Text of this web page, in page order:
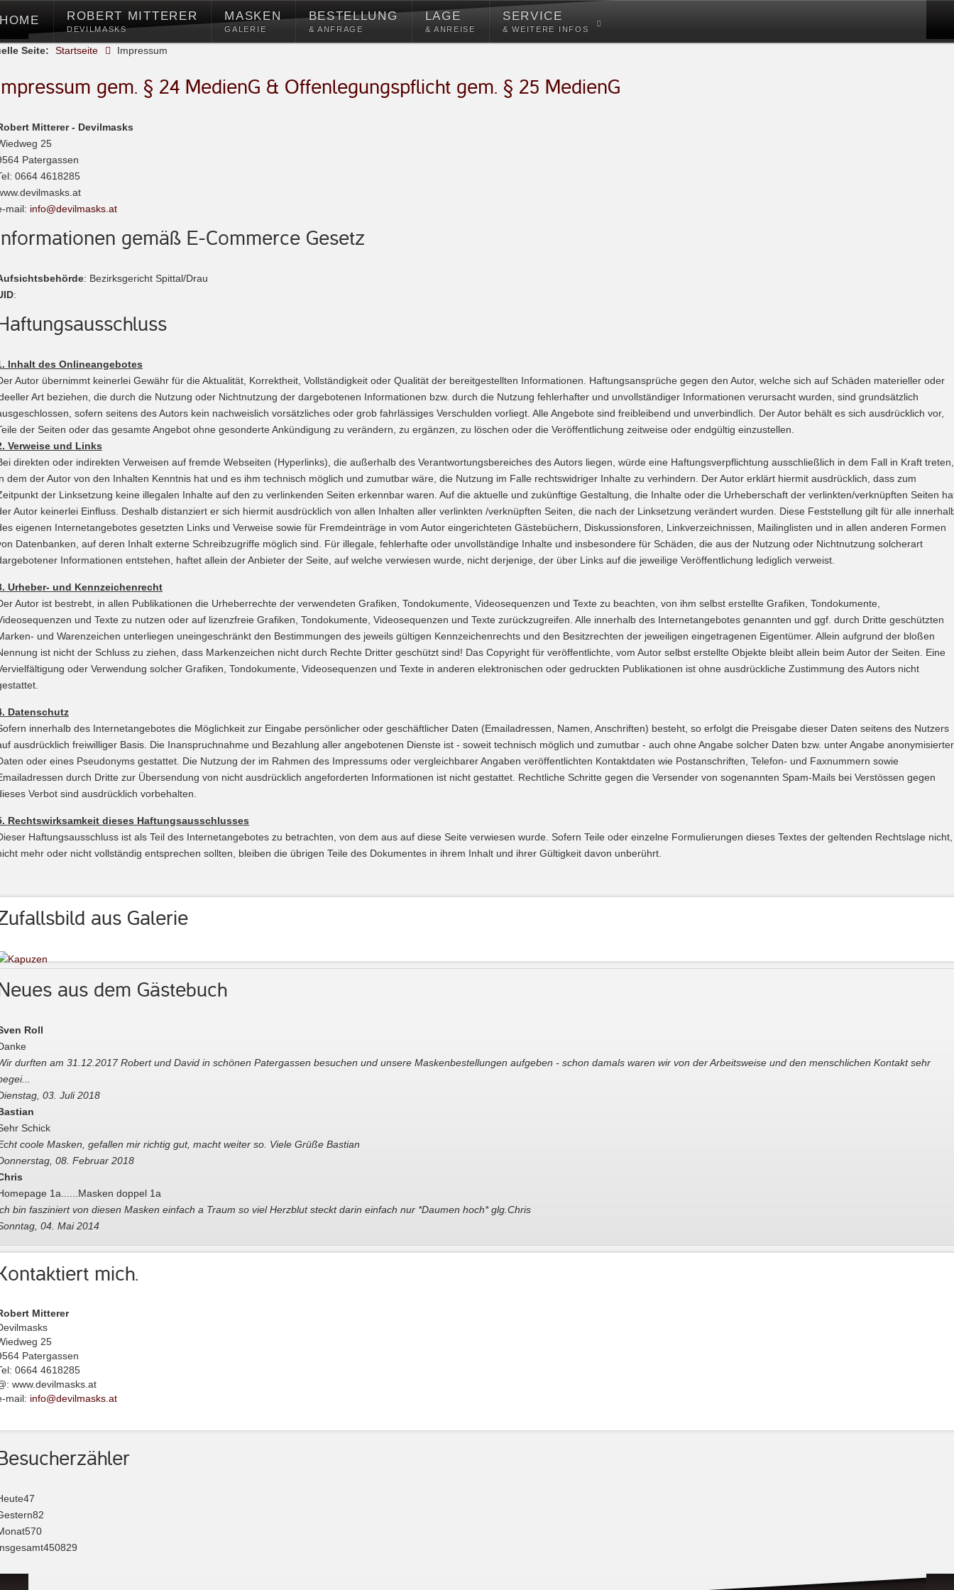
HOME ROBERT MITTERER
DEVILMASKS
MASKEN
GALERIE
BESTELLUNG
& ANFRAGE
LAGE
& ANREISE
SERVICE
& WEITERE INFOS
Seite: Startseite Impressum
gem. § 24 MedienG & Offenlegungspflicht gem. § 25 MedienG
Mitterer - Devilmasks
25
Patergassen
0664 4618285
mail: info@devilmasks.at
gemäß E-Commerce Gesetz
: Bezirksgericht Spittal/Drau
:
Inhalt des Onlineangebotes
Autor übernimmt keinerlei Gewähr für die Aktualität, Korrektheit, Vollständigkeit oder Qualität der bereitgestellten Informationen. Haftungsansprüche gegen den Autor, welche sich auf Schäden materieller oder
Art beziehen, die durch die Nutzung oder Nichtnutzung der dargebotenen Informationen bzw. durch die Nutzung fehlerhafter und unvollständiger Informationen verursacht wurden, sind grundsätzlich
sofern seitens des Autors kein nachweislich vorsätzliches oder grob fahrlässiges Verschulden vorliegt. Alle Angebote sind freibleibend und unverbindlich. Der Autor behält es sich ausdrücklich vor,
der Seiten oder das gesamte Angebot ohne gesonderte Ankündigung zu verändern, zu ergänzen, zu löschen oder die Veröffentlichung zeitweise oder endgültig einzustellen.
Verweise und Links
direkten oder indirekten Verweisen auf fremde Webseiten (Hyperlinks), die außerhalb des Verantwortungsbereiches des Autors liegen, würde eine Haftungsverpflichtung ausschließlich in dem Fall in Kraft treten,
dem der Autor von den Inhalten Kenntnis hat und es ihm technisch möglich und zumutbar wäre, die Nutzung im Falle rechtswidriger Inhalte zu verhindern. Der Autor erklärt hiermit ausdrücklich, dass zum
der Linksetzung keine illegalen Inhalte auf den zu verlinkenden Seiten erkennbar waren. Auf die aktuelle und zukünftige Gestaltung, die Inhalte oder die Urheberschaft der verlinkten/verknüpften Seiten
Autor keinerlei Einfluss. Deshalb distanziert er sich hiermit ausdrücklich von allen Inhalten aller verlinkten /verknüpften Seiten, die nach der Linksetzung verändert wurden. Diese Feststellung gilt für alle
eigenen Internetangebotes gesetzten Links und Verweise sowie für Fremdeinträge in vom Autor eingerichteten Gästebüchern, Diskussionsforen, Linkverzeichnissen, Mailinglisten und in allen anderen Formen
Datenbanken, auf deren Inhalt externe Schreibzugriffe möglich sind. Für illegale, fehlerhafte oder unvollständige Inhalte und insbesondere für Schäden, die aus der Nutzung oder Nichtnutzung solcherart
Informationen entstehen, haftet allein der Anbieter der Seite, auf welche verwiesen wurde, nicht derjenige, der über Links auf die jeweilige Veröffentlichung lediglich verweist.
Urheber- und Kennzeichenrecht
Autor ist bestrebt, in allen Publikationen die Urheberrechte der verwendeten Grafiken, Tondokumente, Videosequenzen und Texte zu beachten, von ihm selbst erstellte Grafiken, Tondokumente,
und Texte zu nutzen oder auf lizenzfreie Grafiken, Tondokumente, Videosequenzen und Texte zurückzugreifen. Alle innerhalb des Internetangebotes genannten und ggf. durch Dritte geschützten
und Warenzeichen unterliegen uneingeschränkt den Bestimmungen des jeweils gültigen Kennzeichenrechts und den Besitzrechten der jeweiligen eingetragenen Eigentümer. Allein aufgrund der bloßen
ist nicht der Schluss zu ziehen, dass Markenzeichen nicht durch Rechte Dritter geschützt sind! Das Copyright für veröffentlichte, vom Autor selbst erstellte Objekte bleibt allein beim Autor der Seiten. Eine
oder Verwendung solcher Grafiken, Tondokumente, Videosequenzen und Texte in anderen elektronischen oder gedruckten Publikationen ist ohne ausdrückliche Zustimmung des Autors nicht
Datenschutz
innerhalb des Internetangebotes die Möglichkeit zur Eingabe persönlicher oder geschäftlicher Daten (Emailadressen, Namen, Anschriften) besteht, so erfolgt die Preisgabe dieser Daten seitens des Nutzers
ausdrücklich freiwilliger Basis. Die Inanspruchnahme und Bezahlung aller angebotenen Dienste ist - soweit technisch möglich und zumutbar - auch ohne Angabe solcher Daten bzw. unter Angabe anonymisierter
oder eines Pseudonyms gestattet. Die Nutzung der im Rahmen des Impressums oder vergleichbarer Angaben veröffentlichten Kontaktdaten wie Postanschriften, Telefon- und Faxnummern sowie
durch Dritte zur Übersendung von nicht ausdrücklich angeforderten Informationen ist nicht gestattet. Rechtliche Schritte gegen die Versender von sogenannten Spam-Mails bei Verstössen gegen
Verbot sind ausdrücklich vorbehalten.
Rechtswirksamkeit dieses Haftungsausschlusses
Haftungsausschluss ist als Teil des Internetangebotes zu betrachten, von dem aus auf diese Seite verwiesen wurde. Sofern Teile oder einzelne Formulierungen dieses Textes der geltenden Rechtslage nicht,
mehr oder nicht vollständig entsprechen sollten, bleiben die übrigen Teile des Dokumentes in ihrem Inhalt und ihrer Gültigkeit davon unberührt.
aus Galerie
aus dem Gästebuch
Roll
durften am 31.12.2017 Robert und David in schönen Patergassen besuchen und unsere Maskenbestellungen aufgeben - schon damals waren wir von der Arbeitsweise und den menschlichen Kontakt sehr
03. Juli 2018
Schick
coole Masken, gefallen mir richtig gut, macht weiter so. Viele Grüße Bastian
08. Februar 2018
1a......Masken doppel 1a
bin fasziniert von diesen Masken einfach a Traum so viel Herzblut steckt darin einfach nur *Daumen hoch* glg.Chris
04. Mai 2014
mich.
Mitterer
25
Patergassen
0664 4618285
www.devilmasks.at
mail: info@devilmasks.at
47
82
570
450829